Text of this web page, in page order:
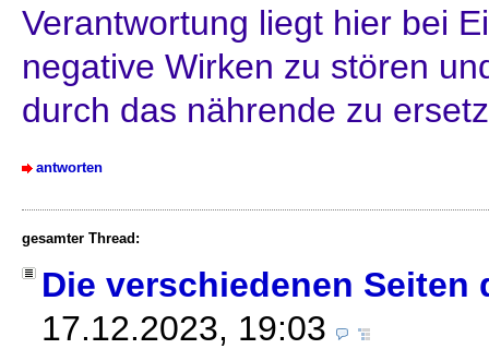
Verantwortung liegt hier bei
negative Wirken zu stören
durch das nährende zu
antworten
gesamter Thread:
Die verschiedenen Seiten
17.12.2023, 19:03